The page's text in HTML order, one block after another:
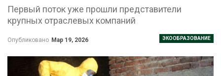
Первый поток уже прошли представители
крупных отраслевых компаний
ЭКООБРАЗОВАНИЕ
Опубликовано Мар 19, 2026